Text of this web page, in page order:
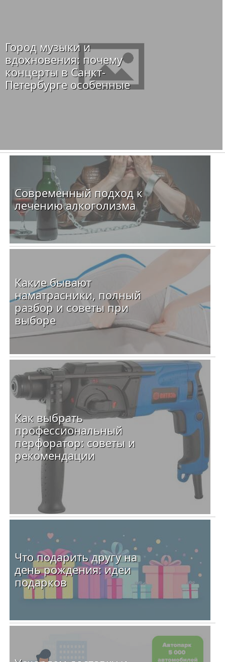
Город музыки и
вдохновения: почему
концерты в Санкт-
Петербурге особенные
Современный подход к
лечению алкоголизма
Какие бывают
наматрасники, полный
разбор и советы при
выборе
Как выбрать
профессиональный
перфоратор: советы и
рекомендации
Что подарить другу на
день рождения: идеи
подарков